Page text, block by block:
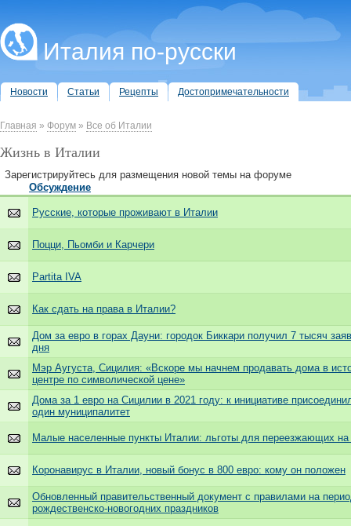
Италия по-русски
Новости Статьи Рецепты Достопримечательности
Главная » Форум » Все об Италии
Жизнь в Италии
Зарегистрируйтесь для размещения новой темы на форуме
Обсуждение
Русские, которые проживают в Италии
Поцци, Пьомби и Карчери
Partita IVA
Как сдать на права в Италии?
Дом за евро в горах Дауни: городок Биккари получил 7 тысяч
дня
Мэр Аугуста, Сицилия: «Вскоре мы начнем продавать дома в
центре по символической цене»
Дома за 1 евро на Сицилии в 2021 году: к инициативе
один муниципалитет
Малые населенные пункты Италии: льготы для переезжающих
Коронавирус в Италии, новый бонус в 800 евро: кому он положен
Обновленный правительственный документ с правилами на
рождественско-новогодних праздников